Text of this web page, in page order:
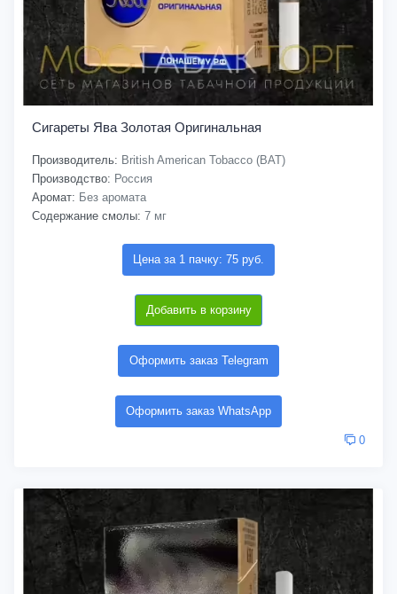
Сигареты Ява Золотая Оригинальная
Производитель: British American Tobacco (BAT)
Производство: Россия
Аромат: Без аромата
Содержание смолы: 7 мг
Цена за 1 пачку: 75 руб.
Добавить в корзину
Оформить заказ Telegram
Оформить заказ WhatsApp
0